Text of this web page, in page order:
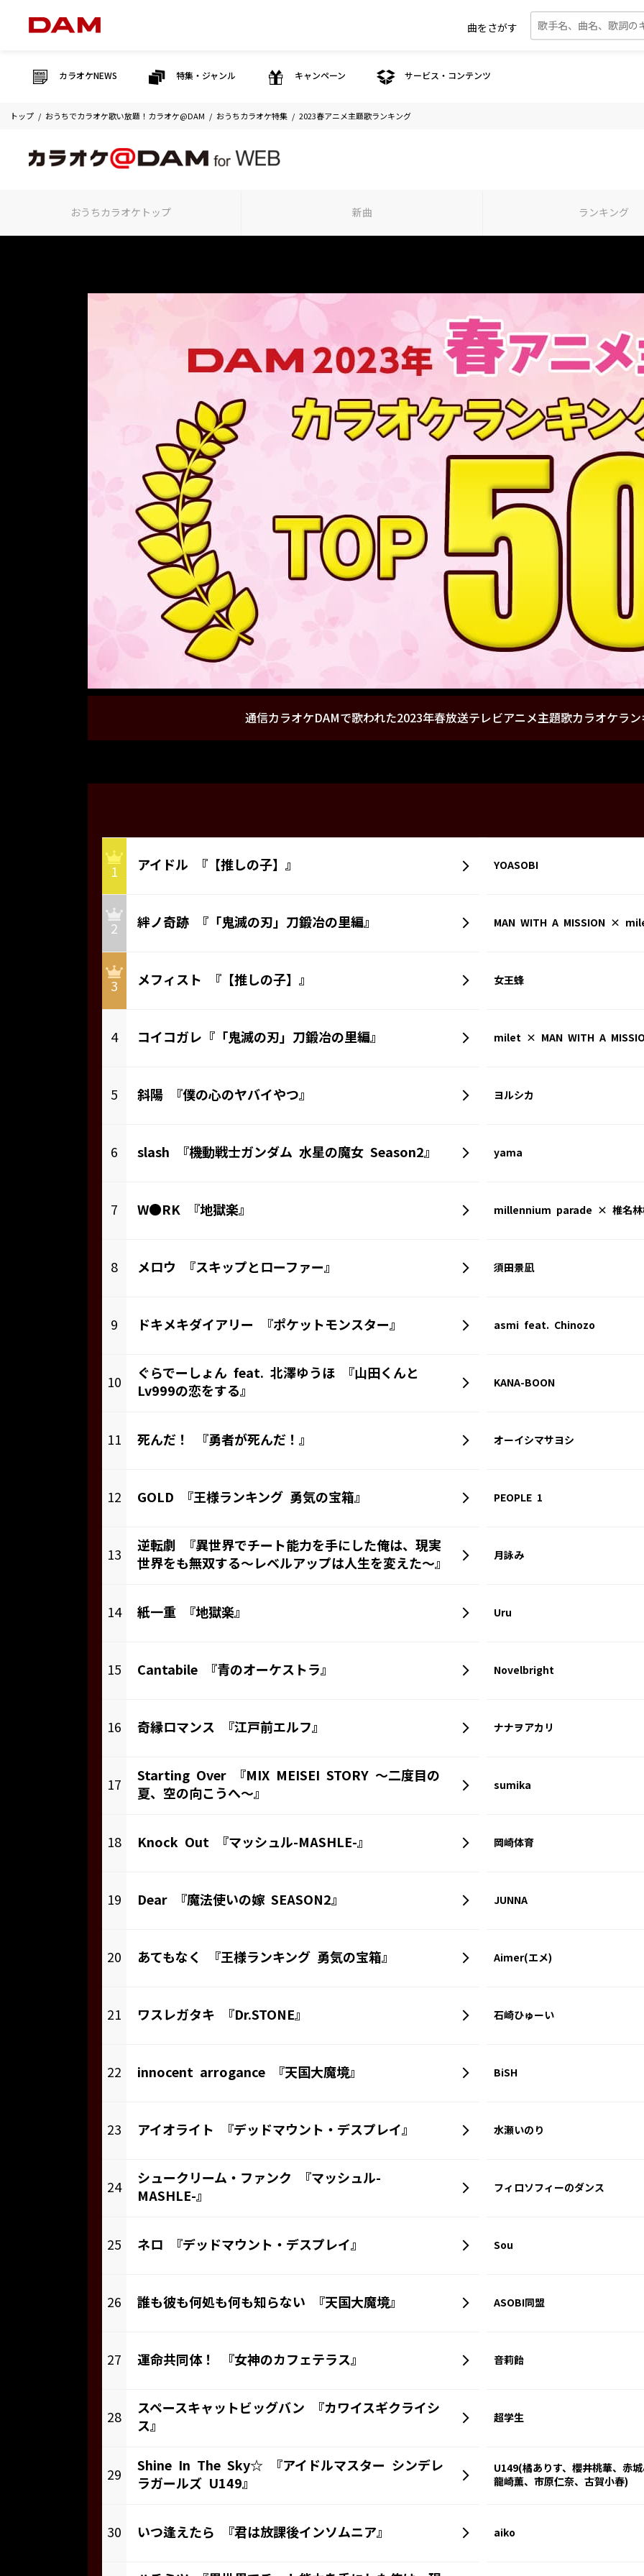
曲をさがす
カラオケNEWS 特集・ジャンル キャンペーン サービス・コンテンツ
トップ おうちでカラオケ歌い放題！カラオケ@DAM おうちカラオケ特集 2023春アニメ主題歌ランキング
おうちカラオケ トップ 新曲 ランキング
通信カラオケDAMで歌われた2023年春放送テレビアニメ主題歌カラオケラン
1
アイドル 『【推しの子】』 YOASOBI
2
絆ノ奇跡 『「鬼滅の刃」刀鍛冶の里編』 MAN WITH A MISSION ×
3
メフィスト 『【推しの子】』 女王蜂
4 コイコガレ『「鬼滅の刃」刀鍛冶の里編』 milet × MAN WITH A
5 斜陽 『僕の心のヤバイやつ』 ヨルシカ
6 slash 『機動戦士ガンダム 水星の魔女 Season2』 yama
7 W●RK 『地獄楽』 millennium parade × 椎名林
8 メロウ 『スキップとローファー』 須田景凪
9 ドキメキダイアリー 『ポケットモンスター』 asmi feat. Chinozo
10
ぐらでーしょん feat. 北澤ゆうほ 『山田くんと
Lv999の恋をする』
KANA-BOON
11 死んだ！ 『勇者が死んだ！』 オーイシマサヨシ
12 GOLD 『王様ランキング 勇気の宝箱』 PEOPLE 1
13
逆転劇 『異世界でチート能力を手にした俺は、現実
世界をも無双する～レベルアップは人生を変えた～』
月詠み
14 紙一重 『地獄楽』 Uru
15 Cantabile 『青のオーケストラ』 Novelbright
16 奇縁ロマンス 『江戸前エルフ』 ナナヲアカリ
17
Starting Over 『MIX MEISEI STORY ～二度目の
夏、空の向こうへ～』
sumika
18 Knock Out 『マッシュル-MASHLE-』 岡崎体育
19 Dear 『魔法使いの嫁 SEASON2』 JUNNA
20 あてもなく 『王様ランキング 勇気の宝箱』 Aimer(エメ)
21 ワスレガタキ 『Dr.STONE』 石崎ひゅーい
22 innocent arrogance 『天国大魔境』 BiSH
23 アイオライト 『デッドマウント・デスプレイ』 水瀬いのり
24
シュークリーム・ファンク 『マッシュル-
MASHLE-』
フィロソフィーのダンス
25 ネロ 『デッドマウント・デスプレイ』 Sou
26 誰も彼も何処も何も知らない 『天国大魔境』 ASOBI同盟
27 運命共同体！ 『女神のカフェテラス』 音莉飴
28
スペースキャットビッグバン 『カワイスギクライシ
ス』
超学生
29
Shine In The Sky☆ 『アイドルマスター シンデレ
ラガールズ U149』
U149(橘ありす、櫻井桃華、赤
龍崎薫、市原仁奈、古賀小春)
30 いつ逢えたら 『君は放課後インソムニア』 aiko